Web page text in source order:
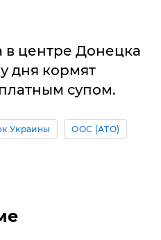
в центре Донецка
дня кормят
супом.
Украины ООС (АТО)